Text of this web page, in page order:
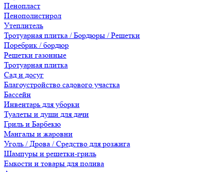
Пенопласт
Пенополистирол
Утеплитель
Тротуарная плитка / Бордюры / Решетки
Поребрик / бордюр
Решетки газонные
Тротуарная плитка
Сад и досуг
Благоустройство садового участка
Бассейн
Инвентарь для уборки
Туалеты и души для дачи
Гриль и Барбекю
Мангалы и жаровни
Уголь / Дрова / Средство для розжига
Шампуры и решетки-гриль
Емкости и товары для полива